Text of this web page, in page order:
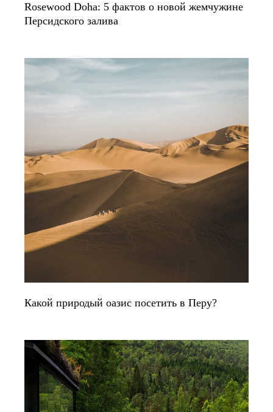
Rosewood Doha: 5 фактов о новой жемчужине
Персидского залива
Какой природый оазис посетить в Перу?